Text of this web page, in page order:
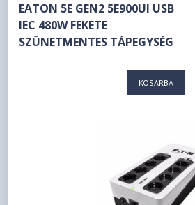
EATON 5E GEN2 5E900UI USB
IEC 480W FEKETE
SZÜNETMENTES TÁPEGYSÉG
KOSÁRBA